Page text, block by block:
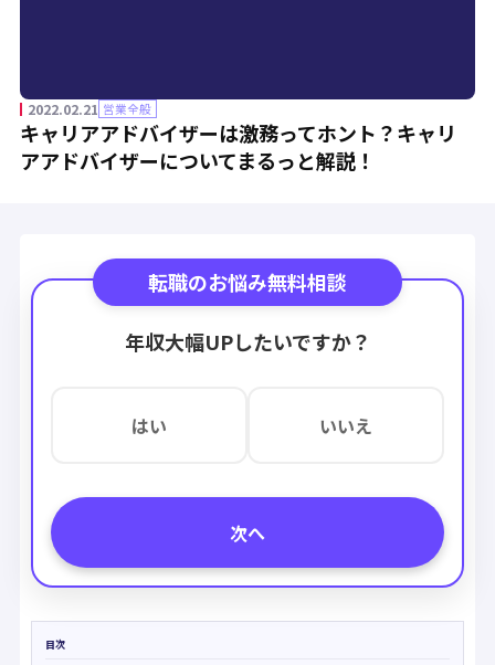
2022.02.21 営業全般
キャリアアドバイザーは激務ってホント？キャリ
アアドバイザーについてまるっと解説！
転職のお悩み無料相談
年収大幅UPしたいですか？
はい いいえ
次へ
目次